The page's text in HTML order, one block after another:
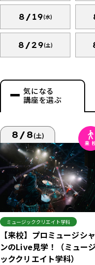
8/19(水)
8/29(土)
気になる
講座を選ぶ
8/8(土)
ミュージッククリエイト学科
【来校】プロミュージシャ
ンのLive見学！（ミュー
ッククリエイト学科）